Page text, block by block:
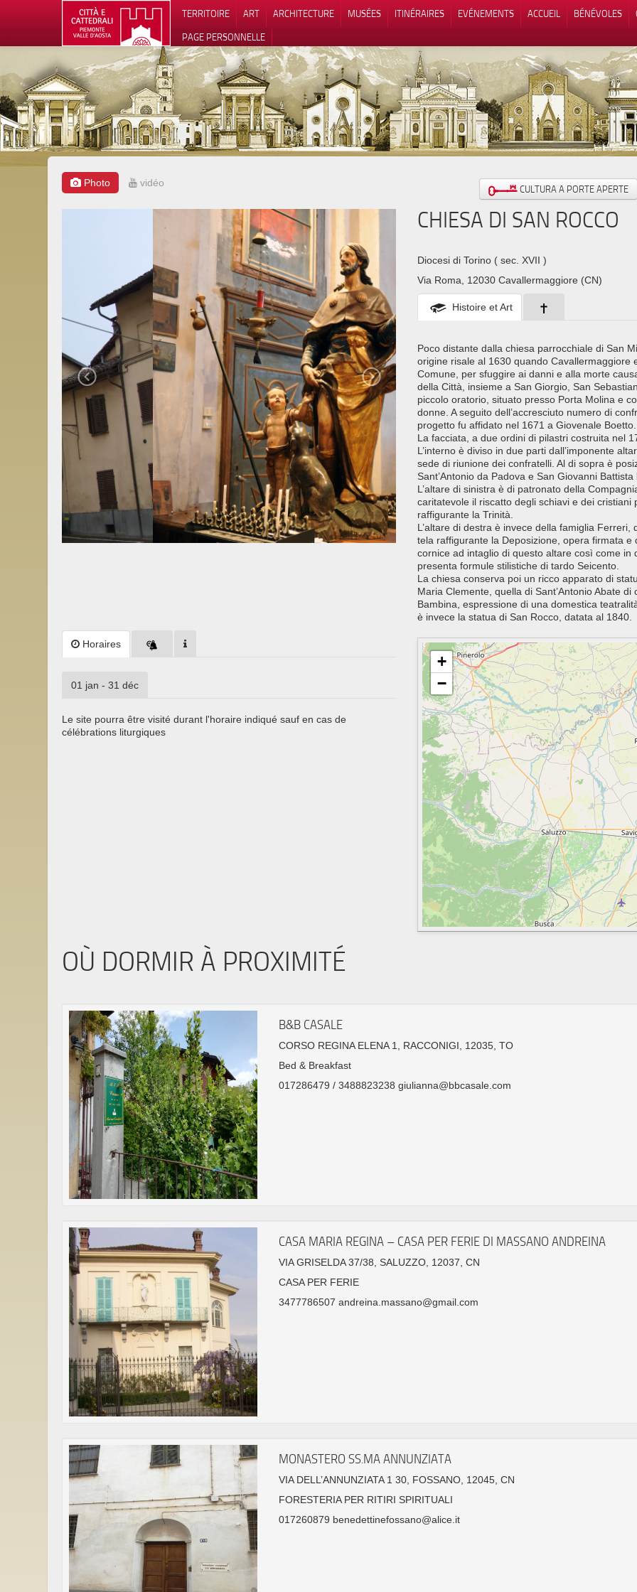
TERRITOIRE ART ARCHITECTURE MUSÉES ITINÉRAIRES EVÉNEMENTS ACCUEIL BÉNÉVOLES
PAGE PERSONNELLE
Photo vidéo CULTURA A PORTE APERTE
CHIESA DI SAN ROCCO
Diocesi di Torino ( sec. XVII )
Via Roma, 12030 Cavallermaggiore (CN)
Histoire et Art
Poco distante dalla chiesa parrocchiale di San
origine risale al 1630 quando
Comune, per sfuggire ai danni e alla morte
della Città, insieme a San Giorgio, San
piccolo oratorio, situato presso Porta Molina e
donne. A seguito dell’accresciuto numero di
progetto fu affidato nel 1671 a Giovenale Boetto.
La facciata, a due ordini di pilastri costruita nel
L’interno è diviso in due parti dall’imponente
sede di riunione dei confratelli. Al di sopra è
Sant’Antonio da Padova e San Giovanni Battista
L’altare di sinistra è di patronato della
caritatevole il riscatto degli schiavi e dei
raffigurante la Trinità.
L’altare di destra è invece della famiglia
tela raffigurante la Deposizione, opera firmata e
cornice ad intaglio di questo altare così come
presenta formule stilistiche di tardo Seicento.
La chiesa conserva poi un ricco apparato di
Maria Clemente, quella di Sant’Antonio Abate
Bambina, espressione di una domestica
è invece la statua di San Rocco, datata al 1840.
Horaires
01 jan - 31 déc
Le site pourra être visité durant l'horaire indiqué sauf en cas de
célébrations liturgiques
+
−
OÙ DORMIR À PROXIMITÉ
B&B CASALE
CORSO REGINA ELENA 1, RACCONIGI, 12035, TO
Bed & Breakfast
017286479 / 3488823238 giulianna@bbcasale.com
CASA MARIA REGINA – CASA PER FERIE DI MASSANO ANDREINA
VIA GRISELDA 37/38, SALUZZO, 12037, CN
CASA PER FERIE
3477786507 andreina.massano@gmail.com
MONASTERO SS.MA ANNUNZIATA
VIA DELL’ANNUNZIATA 1 30, FOSSANO, 12045, CN
FORESTERIA PER RITIRI SPIRITUALI
017260879 benedettinefossano@alice.it
Vos choix en matière de